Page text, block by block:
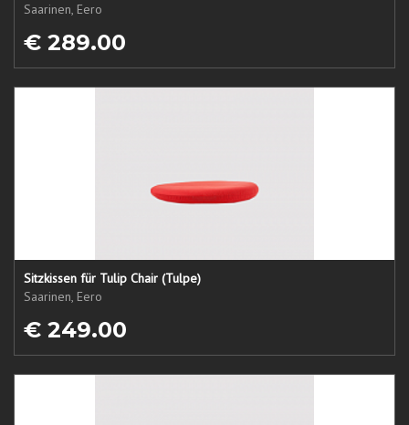
Saarinen, Eero
€ 289.00
Sitzkissen für Tulip Chair (Tulpe)
Saarinen, Eero
€ 249.00